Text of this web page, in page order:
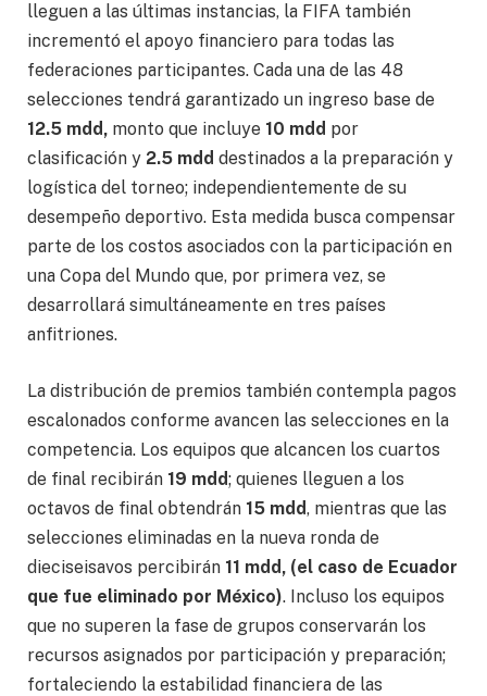
lleguen a las últimas instancias, la FIFA también
incrementó el apoyo financiero para todas las
federaciones participantes. Cada una de las 48
selecciones tendrá garantizado un ingreso base de
12.5 mdd, monto que incluye 10 mdd por
clasificación y 2.5 mdd destinados a la preparación y
logística del torneo; independientemente de su
desempeño deportivo. Esta medida busca compensar
parte de los costos asociados con la participación en
una Copa del Mundo que, por primera vez, se
desarrollará simultáneamente en tres países
anfitriones.
La distribución de premios también contempla pagos
escalonados conforme avancen las selecciones en la
competencia. Los equipos que alcancen los cuartos
de final recibirán 19 mdd; quienes lleguen a los
octavos de final obtendrán 15 mdd, mientras que las
selecciones eliminadas en la nueva ronda de
dieciseisavos percibirán 11 mdd, (el caso de Ecuador
que fue eliminado por México). Incluso los equipos
que no superen la fase de grupos conservarán los
recursos asignados por participación y preparación;
fortaleciendo la estabilidad financiera de las